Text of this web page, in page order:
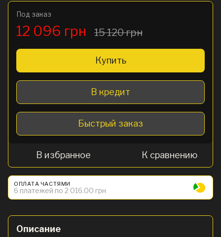
Под заказ
12 096 грн 15 120 грн
Купить
В кредит
Быстрый заказ
В избранное К сравнению
ОПЛАТА ЧАСТЯМИ
6 платежей по 2 016.00 грн
Описание